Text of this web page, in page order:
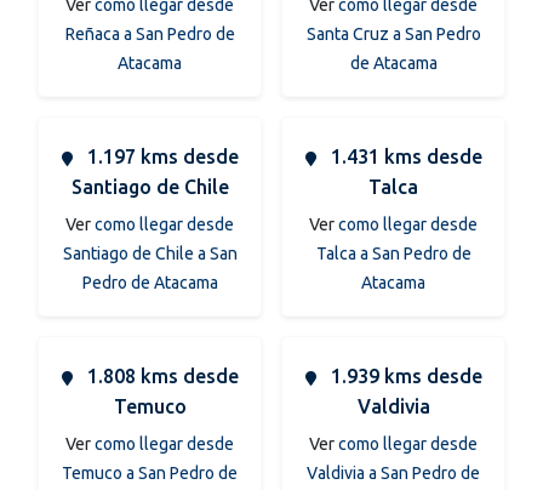
Vercomo llegar desde
Reñaca a San Pedro de
Atacama
Vercomo llegar desde
Santa Cruz a San Pedro
de Atacama
1.197 kms desde
Santiago de Chile
Vercomo llegar desde
Santiago de Chile a San
Pedro de Atacama
1.431 kms desde
Talca
Vercomo llegar desde
Talca a San Pedro de
Atacama
1.808 kms desde
Temuco
Vercomo llegar desde
Temuco a San Pedro de
1.939 kms desde
Valdivia
Vercomo llegar desde
Valdivia a San Pedro de